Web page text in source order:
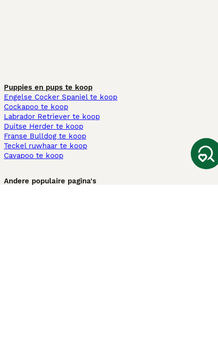
Puppies en pups te koop
Engelse Cocker Spaniel te koop
Cockapoo te koop
Labrador Retriever te koop
Duitse Herder te koop
Franse Bulldog te koop
Teckel ruwhaar te koop
Cavapoo te koop
Andere populaire pagina's